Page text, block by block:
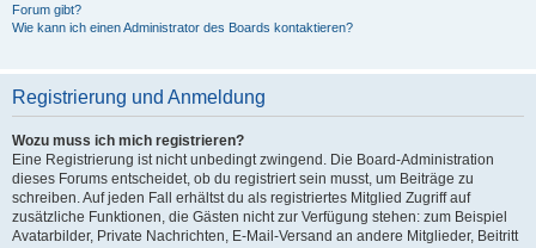
Forum gibt?
Wie kann ich einen Administrator des Boards kontaktieren?
Registrierung und Anmeldung
Wozu muss ich mich registrieren?
Eine Registrierung ist nicht unbedingt zwingend. Die Board-Administration
dieses Forums entscheidet, ob du registriert sein musst, um Beiträge zu
schreiben. Auf jeden Fall erhältst du als registriertes Mitglied Zugriff auf
zusätzliche Funktionen, die Gästen nicht zur Verfügung stehen: zum Beispiel
Avatarbilder, Private Nachrichten, E-Mail-Versand an andere Mitglieder, Beitritt